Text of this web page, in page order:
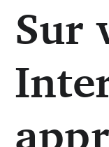
Piotr
Sur